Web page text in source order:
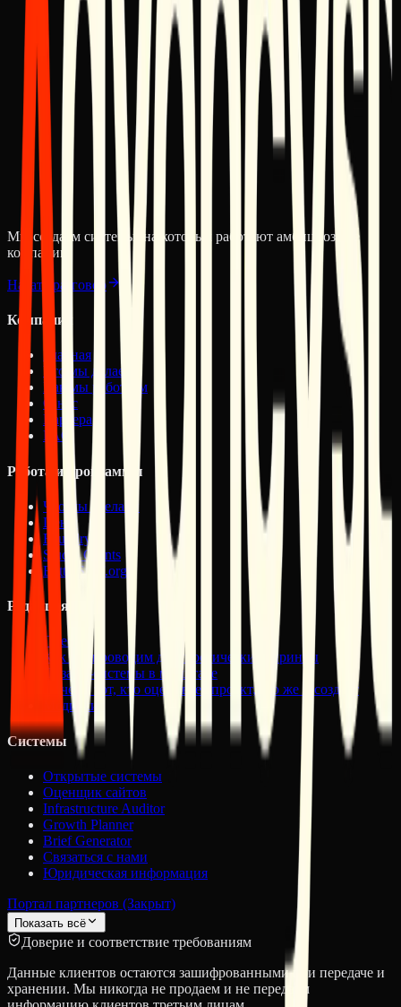
Поделиться
Похожие материалы
Advancyst Expansion: Mexico 2026
The Craft of Winning
Websites
Future of Design: Deep Serenity
Мы создаём системы, на которых работают амбициозные
компании.
Начать разговор
Компания
Главная
Что мы делаем
Как мы работаем
О нас
Карьера
FAQ
Работа и программы
Что мы сделали
Цены
Foundry
Studio Grants
BetterStuff.org
Редакция
Пресса
Как мы проводим диагностические спринты
Дизайн-системы в масштабе
Почему тот, кто оценивает проект, его же и создает
Медиакит
Системы
Открытые системы
Оценщик сайтов
Infrastructure Auditor
Growth Planner
Brief Generator
Связаться с нами
Юридическая информация
Портал партнеров (Закрыт)
Показать всё
Доверие и соответствие требованиям
Данные клиентов остаются зашифрованными при передаче и
хранении. Мы никогда не продаем и не передаем